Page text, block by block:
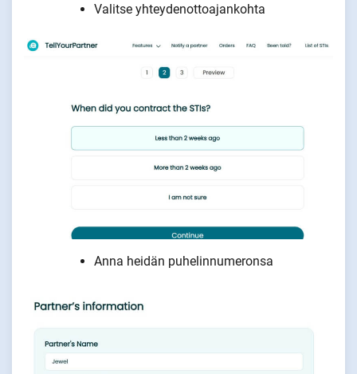
Valitse yhteydenottoajankohta
Anna heidän puhelinnumeronsa